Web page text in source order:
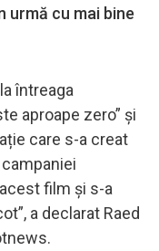
urmă cu mai bine
întreaga
aproape zero” și
care s-a creat
film și s-a
a declarat Raed